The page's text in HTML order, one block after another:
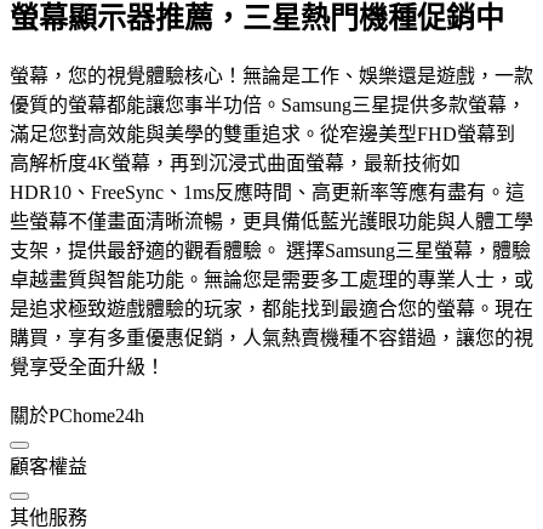
螢幕顯示器推薦，三星熱門機種促銷中
螢幕，您的視覺體驗核心！無論是工作、娛樂還是遊戲，一款
優質的螢幕都能讓您事半功倍。Samsung三星提供多款螢幕，
滿足您對高效能與美學的雙重追求。從窄邊美型FHD螢幕到
高解析度4K螢幕，再到沉浸式曲面螢幕，最新技術如
HDR10、FreeSync、1ms反應時間、高更新率等應有盡有。這
些螢幕不僅畫面清晰流暢，更具備低藍光護眼功能與人體工學
支架，提供最舒適的觀看體驗。 選擇Samsung三星螢幕，體驗
卓越畫質與智能功能。無論您是需要多工處理的專業人士，或
是追求極致遊戲體驗的玩家，都能找到最適合您的螢幕。現在
購買，享有多重優惠促銷，人氣熱賣機種不容錯過，讓您的視
覺享受全面升級！
關於PChome24h
顧客權益
其他服務